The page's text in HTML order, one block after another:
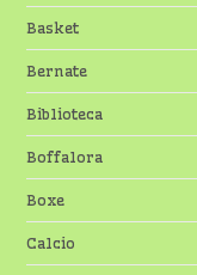
Basket
Bernate
Biblioteca
Boffalora
Boxe
Calcio